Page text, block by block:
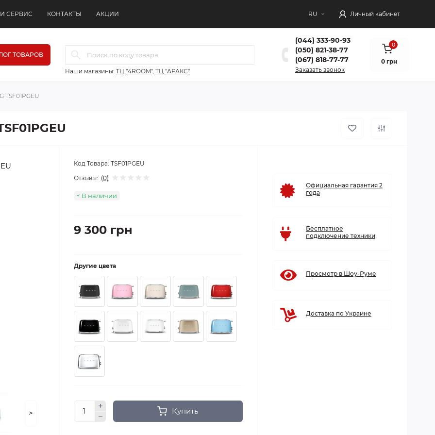
СЕРВИС КОНТАКТЫ АКЦИИ RU Личный кабинет
ТОВАРОВ
Наши магазины: ТЦ "4ROOM", ТЦ "АРАКС"
(044) 333-90-93
(050) 821-38-77
(067) 818-77-77
Заказать звонок
0
0 грн
TSF01PGEU
>
Код Товара: TSF01PGEU
Отзывы: (0)
В наличии
9 300 грн
Другие цвета
Купить
Официальная гарантия 2
года
Бесплатное
подключение техники
Просмотр в Шоу-Руме
Доставка по Украине